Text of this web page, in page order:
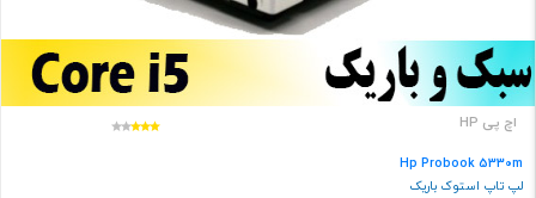
اچ پی HP
Hp Probook 5330m
لپ تاپ استوک باریک